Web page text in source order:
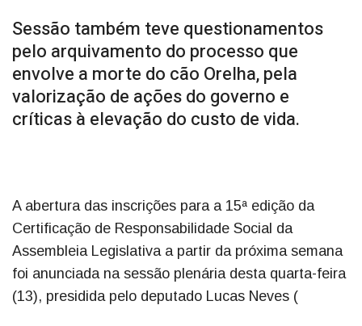
Sessão também teve questionamentos
pelo arquivamento do processo que
envolve a morte do cão Orelha, pela
valorização de ações do governo e
críticas à elevação do custo de vida.
A abertura das inscrições para a 15ª edição da
Certificação de Responsabilidade Social da
Assembleia Legislativa a partir da próxima semana
foi anunciada na sessão plenária desta quarta-feira
(13), presidida pelo deputado Lucas Neves (